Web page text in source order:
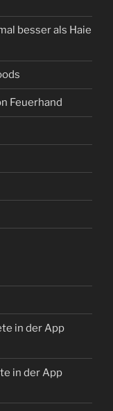
besser als Haie
Feuerhand
in der App
in der App